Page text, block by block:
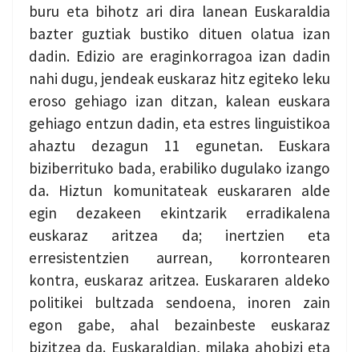
buru eta bihotz ari dira lanean Euskaraldia
bazter guztiak bustiko dituen olatua izan
dadin. Edizio are eraginkorragoa izan dadin
nahi dugu, jendeak euskaraz hitz egiteko leku
eroso gehiago izan ditzan, kalean euskara
gehiago entzun dadin, eta estres linguistikoa
ahaztu dezagun 11 egunetan. Euskara
biziberrituko bada, erabiliko dugulako izango
da. Hiztun komunitateak euskararen alde
egin dezakeen ekintzarik erradikalena
euskaraz aritzea da; inertzien eta
erresistentzien aurrean, korrontearen
kontra, euskaraz aritzea. Euskararen aldeko
politikei bultzada sendoena, inoren zain
egon gabe, ahal bezainbeste euskaraz
bizitzea da. Euskaraldian, milaka ahobizi eta